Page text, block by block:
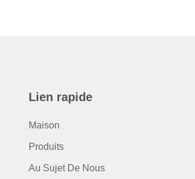
Lien rapide
Maison
Produits
Au Sujet De Nous